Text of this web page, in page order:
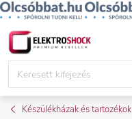
Ugrás
Készülékházak és tartozékok